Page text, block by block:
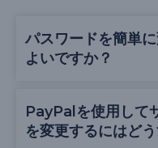
パスワードを簡単
よいですか？
PayPalを使用して
を変更するにはど